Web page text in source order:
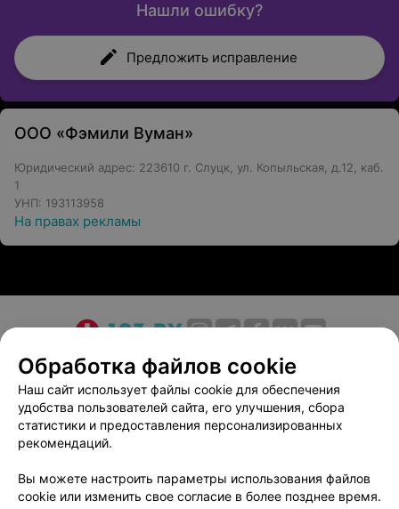
Нашли ошибку?
Предложить исправление
ООО «Фэмили Вуман»
Юридический адрес: 223610 г. Слуцк, ул. Копыльская, д.12, каб.
1
УНП: 193113958
На правах рекламы
О проекте Новости проекта
Размещение рекламы
Медицинский маркетинг
Публичный договор
Пользовательское соглашение
Способы оплаты
Вакансии
Партнеры
Написать в поддержку
Обработка файлов cookie
Наш сайт использует файлы cookie для обеспечения
удобства пользователей сайта, его улучшения, сбора
статистики и предоставления персонализированных
рекомендаций.
Вы можете настроить параметры использования файлов
cookie или изменить свое согласие в более позднее время.